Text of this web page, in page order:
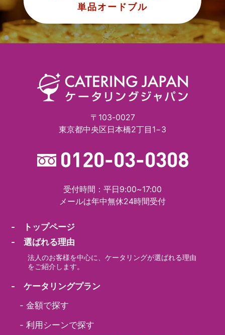
単品オードブル
〒103-0027
東京都中央区日本橋2丁目1−3
受付時間：平日9:00~17:00
メールは年中無休24時間受付
- トップページ
- 選ばれる理由
法人のお客様を中心に、ケータリングが選ばれる理由
をご紹介します。
- ケータリングプラン
-金額で探す
-利用シーンで探す